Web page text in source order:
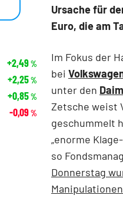
Ursache für
Euro, die am
Im Fokus der
bei
unter den
Zetsche weist
geschummelt
„enorme
so
Donnerstag
+2,49%
+2,25%
+0,85%
-0,09%